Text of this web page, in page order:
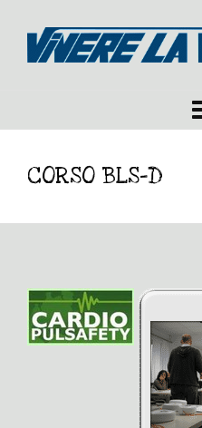
CORSO BLS-D